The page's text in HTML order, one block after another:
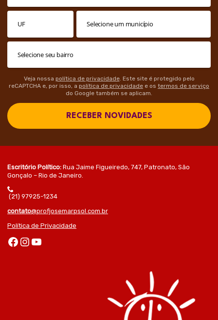
Veja nossa política de privacidade. Este site é protegido pelo
reCAPTCHA e, por isso, a política de privacidade e os termos de serviço
do Google também se aplicam.
RECEBER NOVIDADES
Escritório Político: Rua Jaime Figueiredo, 747, Patronato, São
Gonçalo – Rio de Janeiro.
(21) 97925-1234
contato@profjosemarpsol.com.br
Política de Privacidade
Facebook Instagram Youtube